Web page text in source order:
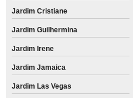
Jardim Cristiane
Jardim Guilhermina
Jardim Irene
Jardim Jamaica
Jardim Las Vegas